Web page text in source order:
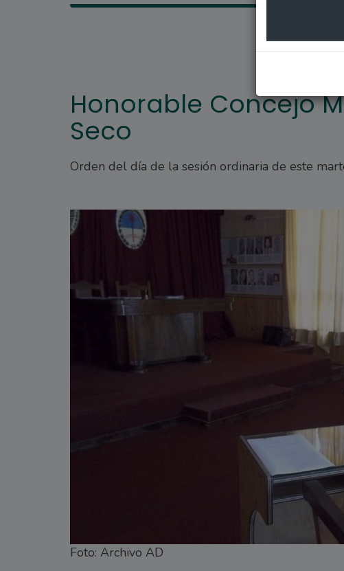
Honorable Concejo
Seco
Orden del día de la sesión ordinaria de este
Foto: Archivo AD